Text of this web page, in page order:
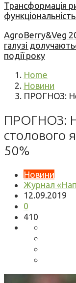
Трансформація
AgroBerry&Veg
галузі
події року
Home
Новини
ПРОГНОЗ:
ПРОГНОЗ:
столового
50%
Новини
Журнал
12.09.2019
0
410